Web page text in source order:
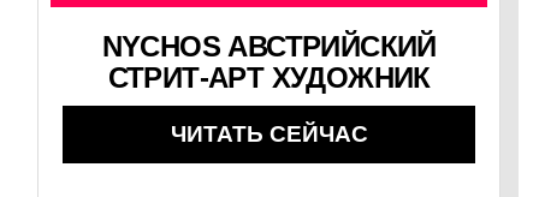
NYCHOS АВСТРИЙСКИЙ
СТРИТ-АРТ ХУДОЖНИК
ЧИТАТЬ СЕЙЧАС